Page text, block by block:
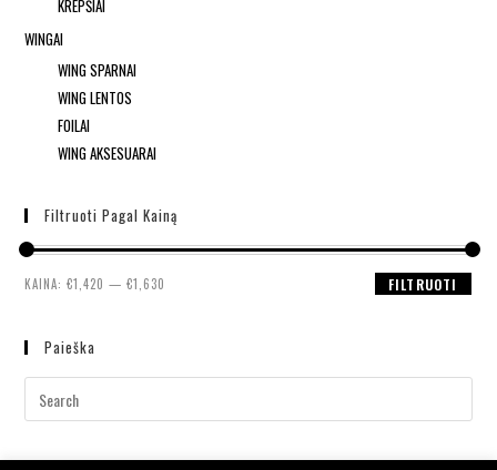
KREPŠIAI
WINGAI
WING SPARNAI
WING LENTOS
FOILAI
WING AKSESUARAI
Filtruoti Pagal Kainą
FILTRUOTI
KAINA:€1,420 —€1,630
Paieška